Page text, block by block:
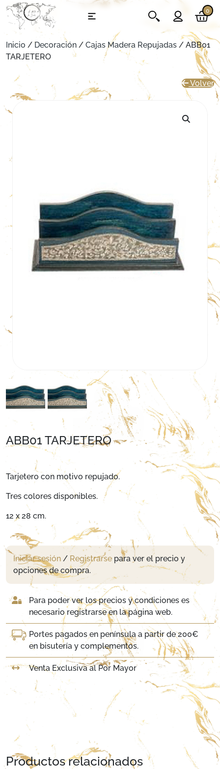
0
Inicio / Decoración / Cajas Madera Repujadas / ABB01
TARJETERO
Volver
ABB01 TARJETERO
Tarjetero con motivo repujado.
Tres colores disponibles.
12 x 28 cm.
Iniciar sesión / Registrarse para ver el precio y
opciones de compra.
Para poder ver los precios y condiciones es
necesario registrarse en la página web.
Portes pagados en península a partir de 200€
en bisutería y complementos.
Venta Exclusiva al Por Mayor
Productos relacionados